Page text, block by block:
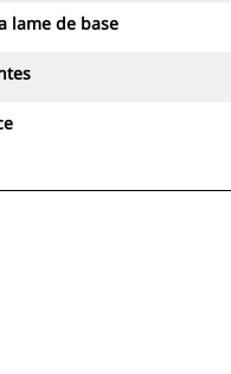
lame de base